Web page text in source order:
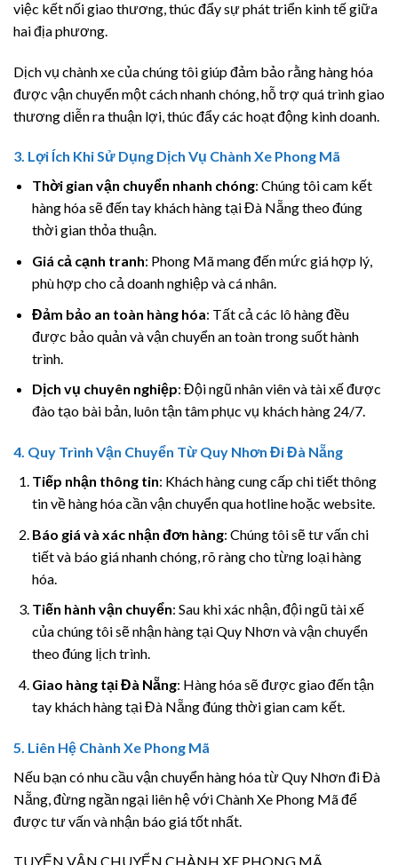
việc kết nối giao thương, thúc đẩy sự phát triển kinh tế giữa
hai địa phương.
Dịch vụ chành xe của chúng tôi giúp đảm bảo rằng hàng hóa
được vận chuyển một cách nhanh chóng, hỗ trợ quá trình giao
thương diễn ra thuận lợi, thúc đẩy các hoạt động kinh doanh.
3. Lợi Ích Khi Sử Dụng Dịch Vụ Chành Xe Phong Mã
Thời gian vận chuyển nhanh chóng: Chúng tôi cam kết
hàng hóa sẽ đến tay khách hàng tại Đà Nẵng theo đúng
thời gian thỏa thuận.
Giá cả cạnh tranh: Phong Mã mang đến mức giá hợp lý,
phù hợp cho cả doanh nghiệp và cá nhân.
Đảm bảo an toàn hàng hóa: Tất cả các lô hàng đều
được bảo quản và vận chuyển an toàn trong suốt hành
trình.
Dịch vụ chuyên nghiệp: Đội ngũ nhân viên và tài xế được
đào tạo bài bản, luôn tận tâm phục vụ khách hàng 24/7.
4. Quy Trình Vận Chuyển Từ Quy Nhơn Đi Đà Nẵng
Tiếp nhận thông tin: Khách hàng cung cấp chi tiết thông
tin về hàng hóa cần vận chuyển qua hotline hoặc website.
Báo giá và xác nhận đơn hàng: Chúng tôi sẽ tư vấn chi
tiết và báo giá nhanh chóng, rõ ràng cho từng loại hàng
hóa.
Tiến hành vận chuyển: Sau khi xác nhận, đội ngũ tài xế
của chúng tôi sẽ nhận hàng tại Quy Nhơn và vận chuyển
theo đúng lịch trình.
Giao hàng tại Đà Nẵng: Hàng hóa sẽ được giao đến tận
tay khách hàng tại Đà Nẵng đúng thời gian cam kết.
5. Liên Hệ Chành Xe Phong Mã
Nếu bạn có nhu cầu vận chuyển hàng hóa từ Quy Nhơn đi Đà
Nẵng, đừng ngần ngại liên hệ với Chành Xe Phong Mã để
được tư vấn và nhận báo giá tốt nhất.
TUYẾN VẬN CHUYỂN CHÀNH XE PHONG MÃ